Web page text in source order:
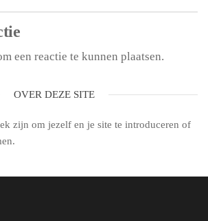
een reactie te kunnen plaatsen.
OVER DEZE SITE
zijn om jezelf en je site te introduceren of